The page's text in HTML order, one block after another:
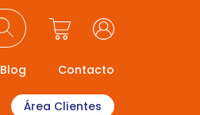
Blog Contacto
Área Clientes